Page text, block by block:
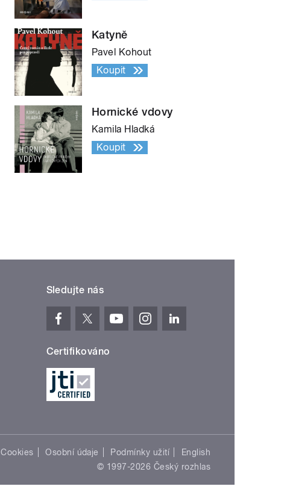
Katyně
Pavel Kohout
Koupit
Hornické vdovy
Kamila Hladká
Koupit
Sledujte nás
Certifikováno
Cookies Osobní údaje Podmínky užití
English
© 1997-2026 Český rozhlas